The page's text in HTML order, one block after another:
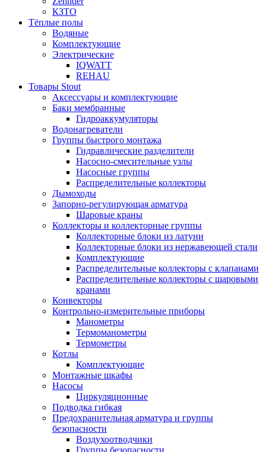
КЗТО
Тёплые полы
Водяные
Комплектующие
Электрические
IQWATT
REHAU
Товары Stout
Аксессуары и комплектующие
Баки мембранные
Гидроаккумуляторы
Водонагреватели
Группы быстрого монтажа
Гидравлические разделители
Насосно-смесительные узлы
Насосные группы
Распределительные коллекторы
Дымоходы
Запорно-регулирующая арматура
Шаровые краны
Коллекторы и коллекторные группы
Коллекторные блоки из латуни
Коллекторные блоки из нержавеющей стали
Комплектующие
Распределительные коллекторы с клапанами
Распределительные коллекторы с шаровыми
кранами
Конвекторы
Контрольно-измерительные приборы
Манометры
Термоманометры
Термометры
Котлы
Комплектующие
Монтажные шкафы
Насосы
Циркуляционные
Подводка гибкая
Предохранительная арматура и группы
безопасности
Воздухоотводчики
Группы безопасности